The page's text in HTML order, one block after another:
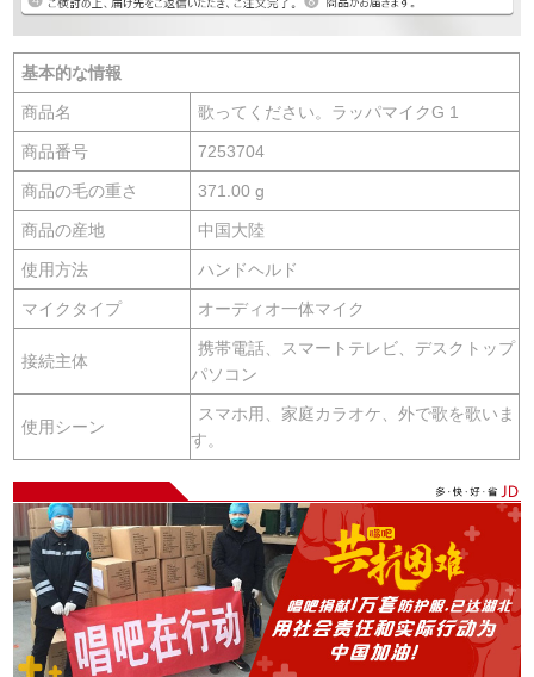
基本的な情報
商品名 歌ってください。ラッパマイクG 1
商品番号 7253704
商品の毛の重さ 371.00 g
商品の産地 中国大陸
使用方法 ハンドヘルド
マイクタイプ オーディオ一体マイク
接続主体
携帯電話、スマートテレビ、デスクトップ
パソコン
使用シーン
スマホ用、家庭カラオケ、外で歌を歌いま
す。